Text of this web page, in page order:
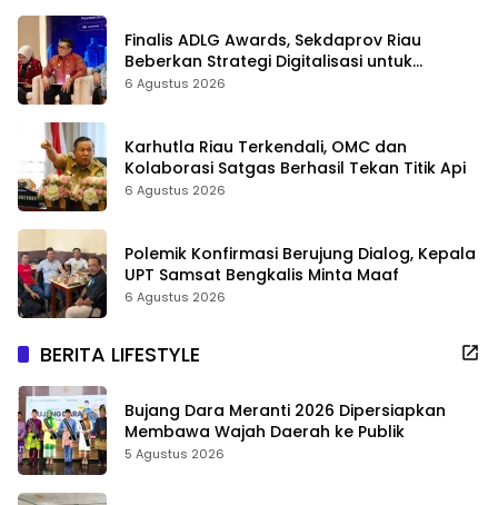
Finalis ADLG Awards, Sekdaprov Riau
Beberkan Strategi Digitalisasi untuk
Tingkatkan Layanan Publik
6 Agustus 2026
Karhutla Riau Terkendali, OMC dan
Kolaborasi Satgas Berhasil Tekan Titik Api
6 Agustus 2026
Polemik Konfirmasi Berujung Dialog, Kepala
UPT Samsat Bengkalis Minta Maaf
6 Agustus 2026
BERITA LIFESTYLE
Bujang Dara Meranti 2026 Dipersiapkan
Membawa Wajah Daerah ke Publik
5 Agustus 2026